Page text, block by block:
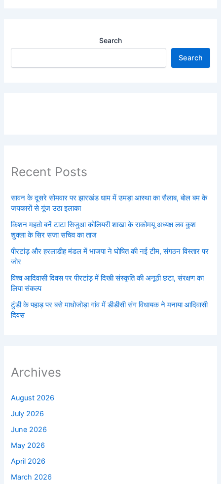
Search
Search
Recent Posts
सावन के दूसरे सोमवार पर झारखंड धाम में उमड़ा आस्था का सैलाब, बोल बम के
जयकारों से गूंज उठा इलाका
किशन महतो बनें टाटा सिजुआ कोलियरी शाखा के राकोमयू अध्यक्ष लव कुश
शुक्ला के सिर सजा सचिव का ताज
पीरटांड़ और हरलाडीह मंडल में भाजपा ने घोषित की नई टीम, संगठन विस्तार पर
जोर
विश्व आदिवासी दिवस पर पीरटांड़ में दिखी संस्कृति की अनूठी छटा, संरक्षण का
लिया संकल्प
टुंडी के पहाड़ पर बसे माधोजोड़ा गांव में डीडीसी संग विधायक ने मनाया आदिवासी
दिवस
Archives
August 2026
July 2026
June 2026
May 2026
April 2026
March 2026